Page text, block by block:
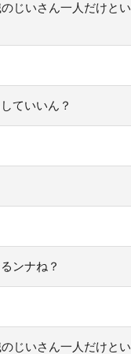
じいさん一人だけとい
ていいん？
ンナね？
じいさん一人だけとい